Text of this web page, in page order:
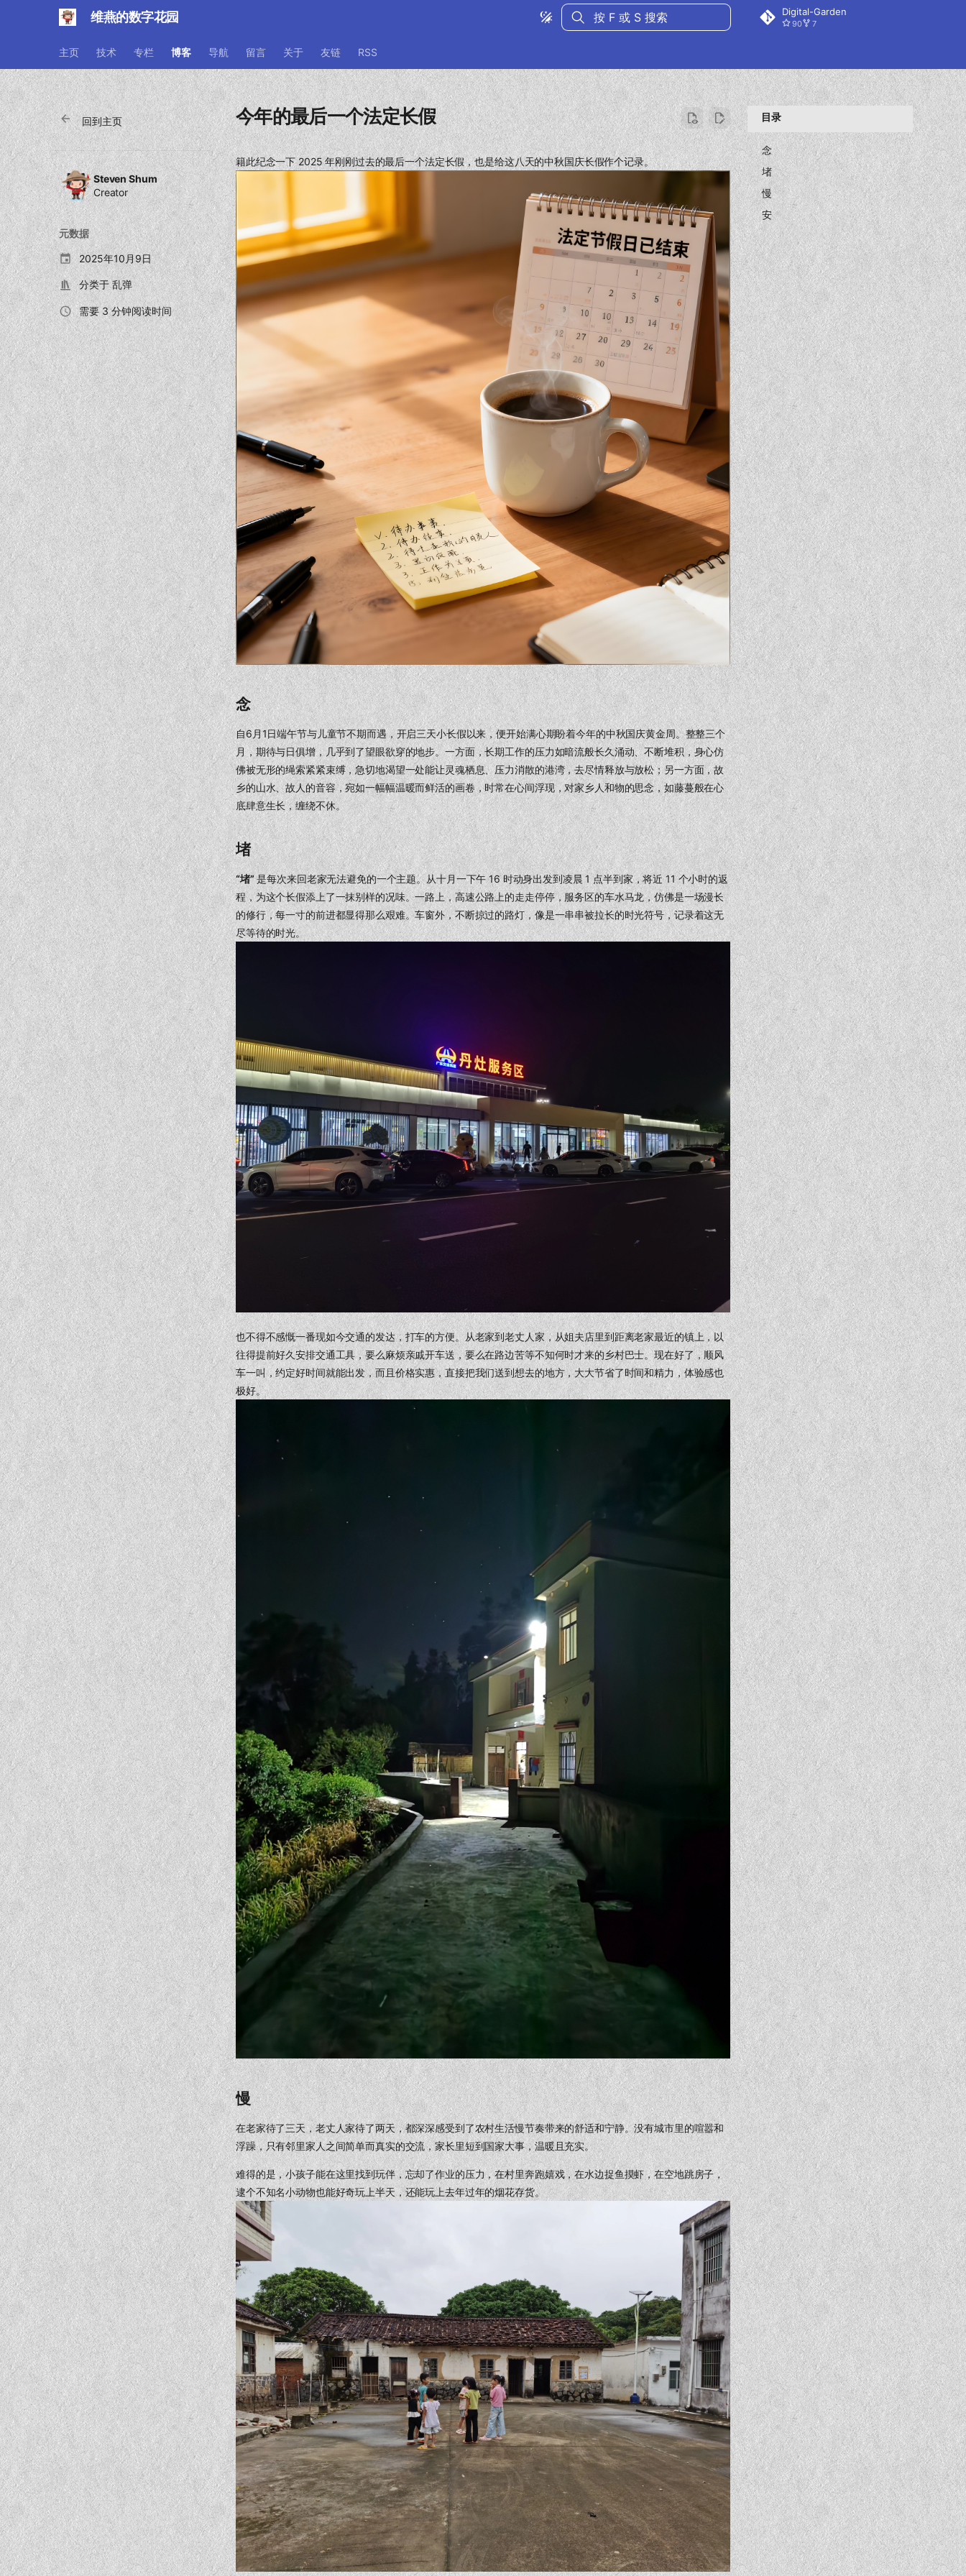
维燕的数字花园 Digital-Garden
90 7
主页 技术 专栏 博客 导航 留言 关于 友链 RSS
目录
念
堵
慢
安
回到主页
Steven Shum
Creator
元数据
2025年10月9日
分类于乱弹
需要 3 分钟阅读时间
今年的最后一个法定长假
籍此纪念一下 2025 年刚刚过去的最后一个法定长假，也是给这八天的中秋国庆长假作个记录。
念
自6月1日端午节与儿童节不期而遇，开启三天小长假以来，便开始满心期盼着今年的中秋国庆黄金周。整整三个
月，期待与日俱增，几乎到了望眼欲穿的地步。一方面，长期工作的压力如暗流般长久涌动、不断堆积，身心仿
佛被无形的绳索紧紧束缚，急切地渴望一处能让灵魂栖息、压力消散的港湾，去尽情释放与放松；另一方面，故
乡的山水、故人的音容，宛如一幅幅温暖而鲜活的画卷，时常在心间浮现，对家乡人和物的思念，如藤蔓般在心
底肆意生长，缠绕不休。
堵
“堵”是每次来回老家无法避免的一个主题。从十月一下午 16 时动身出发到凌晨 1 点半到家，将近 11 个小时的返
程，为这个长假添上了一抹别样的况味。一路上，高速公路上的走走停停，服务区的车水马龙，仿佛是一场漫长
的修行，每一寸的前进都显得那么艰难。车窗外，不断掠过的路灯，像是一串串被拉长的时光符号，记录着这无
尽等待的时光。
也不得不感慨一番现如今交通的发达，打车的方便。从老家到老丈人家，从姐夫店里到距离老家最近的镇上，以
往得提前好久安排交通工具，要么麻烦亲戚开车送，要么在路边苦等不知何时才来的乡村巴士。现在好了，顺风
车一叫，约定好时间就能出发，而且价格实惠，直接把我们送到想去的地方，大大节省了时间和精力，体验感也
极好。
慢
在老家待了三天，老丈人家待了两天，都深深感受到了农村生活慢节奏带来的舒适和宁静。没有城市里的喧嚣和
浮躁，只有邻里家人之间简单而真实的交流，家长里短到国家大事，温暖且充实。
难得的是，小孩子能在这里找到玩伴，忘却了作业的压力，在村里奔跑嬉戏，在水边捉鱼摸虾，在空地跳房子，
逮个不知名小动物也能好奇玩上半天，还能玩上去年过年的烟花存货。